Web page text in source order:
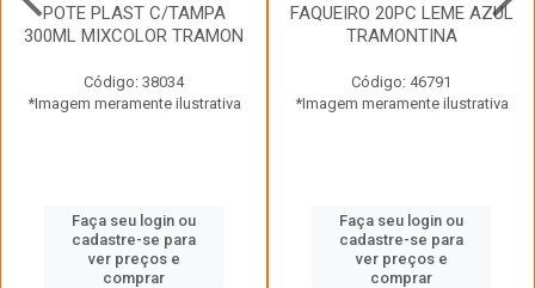
POTE PLAST C/TAMPA
300ML MIXCOLOR TRAMON
Código: 38034
*Imagem meramente ilustrativa
Faça seu login ou
cadastre-se para
ver preços e
comprar
FAQUEIRO 20PC LEME AZUL
TRAMONTINA
Código: 46791
*Imagem meramente ilustrativa
Faça seu login ou
cadastre-se para
ver preços e
comprar